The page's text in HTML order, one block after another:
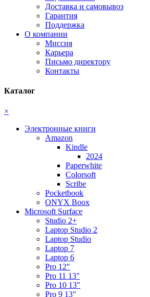
Доставка и самовывоз
Гарантия
Поддержка
О компании
Миссия
Карьера
Письмо директору
Контакты
Каталог
×
Электронные книги
Amazon
Kindle
2024
Paperwhite
Colorsoft
Scribe
Pocketbook
ONYX Boox
Microsoft Surface
Studio 2+
Laptop Studio 2
Laptop Studio
Laptop 7
Laptop 6
Pro 12"
Pro 11 13"
Pro 10 13"
Pro 9 13"